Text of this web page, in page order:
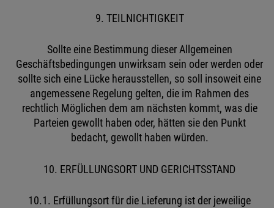
9. TEILNICHTIGKEIT
Sollte eine Bestimmung dieser Allgemeinen
Geschäftsbedingungen unwirksam sein oder werden oder
sollte sich eine Lücke herausstellen, so soll insoweit eine
angemessene Regelung gelten, die im Rahmen des
rechtlich Möglichen dem am nächsten kommt, was die
Parteien gewollt haben oder, hätten sie den Punkt
bedacht, gewollt haben würden.
10. ERFÜLLUNGSORT UND GERICHTSSTAND
10.1. Erfüllungsort für die Lieferung ist der jeweilige